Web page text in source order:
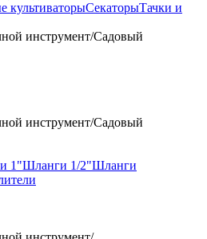
культиваторыСекаторыТачки и
инструмент/Садовый
инструмент/Садовый
1"Шланги 1/2"Шланги